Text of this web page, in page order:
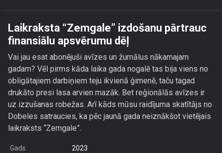
Laikraksta “Zemgale” izdošanu pārtrauc
finansiālu apsvērumu dēļ
Vai jau esat abonējuši avīzes un žurnālus nākamajam
gadam? Vēl pirms kāda laika gada nogalē tas bija viens no
obligātajiem darbiņiem teju ikvienā ģimenē, taču tagad
drukāto presi lasa arvien mazāk. Bet reģionālās avīzes ir
uz izzušanas robežas. Arī kāds mūsu raidījuma skatītājs no
Dobeles satraucies, ka pēc jaunā gada neiznākšot vietējais
laikraksts “Zemgale”.
Gads 2023